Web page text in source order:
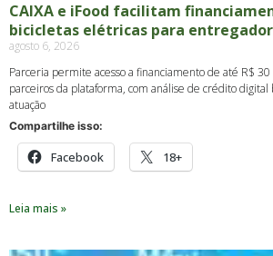
CAIXA e iFood facilitam
bicicletas elétricas para
agosto 6, 2026
Parceria permite acesso a financiamento de até R$
parceiros da plataforma, com análise de crédito digital
atuação
Compartilhe isso:
Facebook 18+
Leia mais »